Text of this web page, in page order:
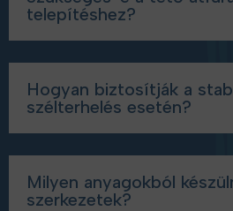
telepítéshez?
Hogyan biztosítják a
szélterhelés esetén?
Milyen anyagokból
szerkezetek?